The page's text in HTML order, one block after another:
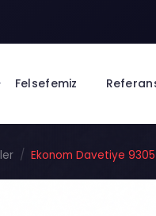
Felsefemiz
Ekonom Davetiye 9305